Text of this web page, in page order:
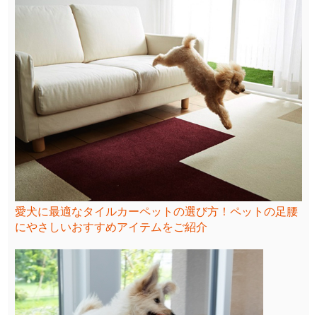
愛犬に最適なタイルカーペットの選び方！ペットの足腰
にやさしいおすすめアイテムをご紹介